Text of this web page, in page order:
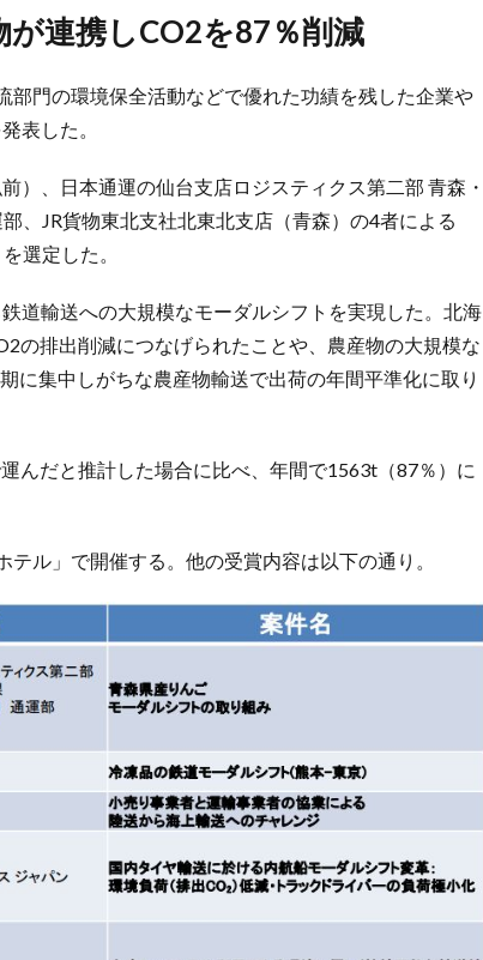
が連携しCO2を87％削減
部門の環境保全活動などで優れた功績を残した企業や
表した。
）、日本通運の仙台支店ロジスティクス第二部 青森・
、JR貨物東北支社北東北支店（青森）の4者による
選定した。
道輸送への大規模なモーダルシフトを実現した。北海
の排出削減につなげられたことや、農産物の大規模な
に集中しがちな農産物輸送で出荷の年間平準化に取り
んだと推計した場合に比べ、年間で1563t（87％）に
ル」で開催する。他の受賞内容は以下の通り。